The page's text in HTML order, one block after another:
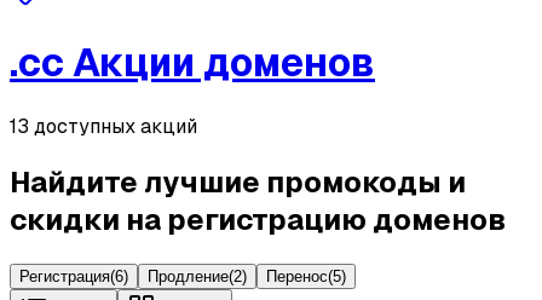
.ccАкции доменов
13 доступных акций
Найдите лучшие промокоды и
скидки на регистрацию доменов
Регистрация(6) Продление(2) Перенос(5)